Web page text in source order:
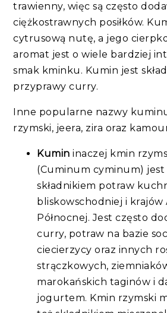
trawienny, więc są często
ciężkostrawnych posiłków.
cytrusową nutę, a jego
aromat jest o wiele bardziej
smak kminku. Kumin jest
przyprawy curry.
Inne popularne nazwy
rzymski, jeera, zira oraz
Kumin inaczej kmin
(Cuminum cyminum)
składnikiem potraw
bliskowschodniej i krajów
Północnej. Jest często
curry, potraw na bazie
ciecierzycy oraz innych
strączkowych,
marokańskich taginów i
jogurtem. Kmin rzymski